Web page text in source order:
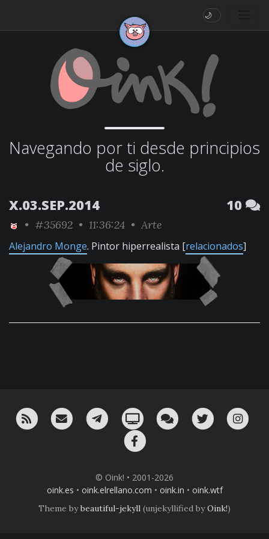
🌙
Navegando por ti desde principios
de siglo.
X.03.SEP.2014 10
• #35692 • 11:36:24 • Arte
Alejandro Monge. Pintor hiperrealista [relacionados]
RSS ¡Mándame un email!¡Nuestro canal en Telegram!
Oink! TV Charla con nosotros
Twitter
© Oink! • 2001-2026
oink.es • oink.elrellano.com • oink.in • oink.wtf
Theme bybeautiful-jekyll (unjekyllified byOink!)